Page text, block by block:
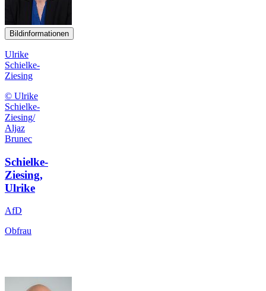
Bildinformationen
Ulrike
Schielke-
Ziesing
© Ulrike
Schielke-
Ziesing/
Aljaz
Brunec
Schielke-
Ziesing,
Ulrike
AfD
Obfrau